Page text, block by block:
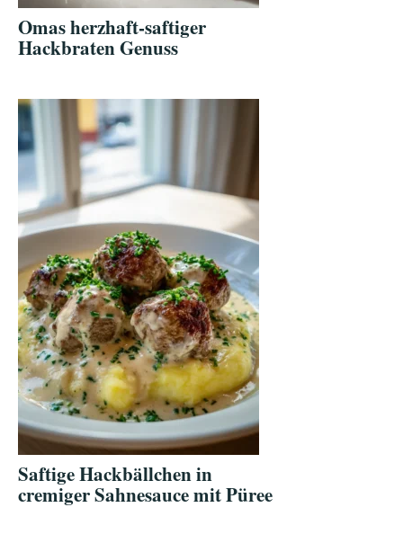
Omas herzhaft-saftiger
Hackbraten Genuss
Saftige Hackbällchen in
cremiger Sahnesauce mit Püree